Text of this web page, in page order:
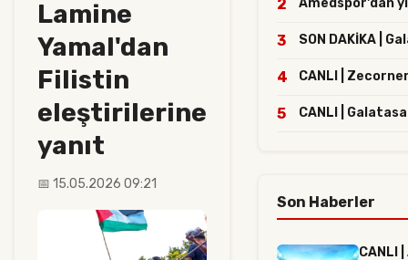
Lamine
Yamal'dan
Filistin
eleştirilerine
yanıt
📅 15.05.2026 09:21
2 Amedspor'dan
3 SON DAKİKA |
4 CANLI |
5 CANLI |
Son Haberler
CANLI